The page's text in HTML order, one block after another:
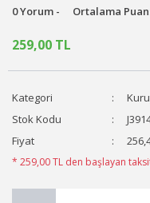
0 Yorum - Ortalama
259,00 TL
Kategori
Stok Kodu
Fiyat
* 259,00 TL den başlayan